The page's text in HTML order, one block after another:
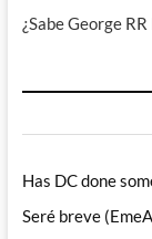
¿Sabe George
Has DC done
Seré breve